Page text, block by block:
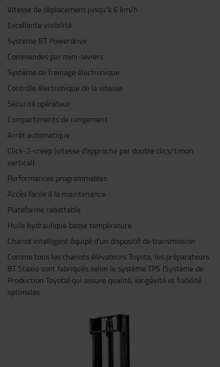
Vitesse de déplacement jusqu'à 6 km/h
Excellente visibilité
Système BT Powerdrive
Commandes par mini-leviers
Système de freinage électronique
Contrôle électronique de la vitesse
Sécurité opérateur
Compartiments de rangement
Arrêt automatique
Click-2-creep (vitesse d’approche par double clics/timon
vertical)
Performances programmables
Accès facile à la maintenance
Plateforme rabattable
Huile hydraulique basse température
Chariot intelligent équipé d'un dispositif de transmission
Comme tous les chariots élévateurs Toyota, les préparateurs
BT Staxio sont fabriqués selon le système TPS (Système de
Production Toyota) qui assure qualité, longévité et fiabilité
optimales.